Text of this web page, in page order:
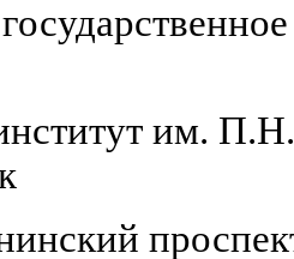
им.